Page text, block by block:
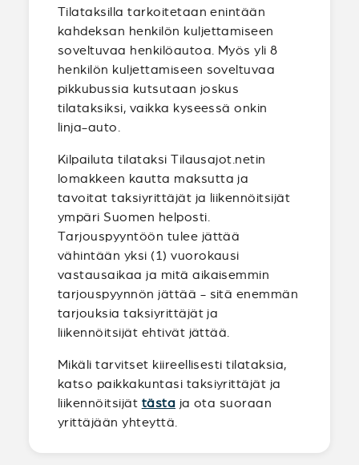
Tilataksilla tarkoitetaan enintään
kahdeksan henkilön kuljettamiseen
soveltuvaa henkilöautoa. Myös yli 8
henkilön kuljettamiseen soveltuvaa
pikkubussia kutsutaan joskus
tilataksiksi, vaikka kyseessä onkin
linja-auto.
Kilpailuta tilataksi Tilausajot.netin
lomakkeen kautta maksutta ja
tavoitat taksiyrittäjät ja liikennöitsijät
ympäri Suomen helposti.
Tarjouspyyntöön tulee jättää
vähintään yksi (1) vuorokausi
vastausaikaa ja mitä aikaisemmin
tarjouspyynnön jättää - sitä enemmän
tarjouksia taksiyrittäjät ja
liikennöitsijät ehtivät jättää.
Mikäli tarvitset kiireellisesti tilataksia,
katso paikkakuntasi taksiyrittäjät ja
liikennöitsijät tästa ja ota suoraan
yrittäjään yhteyttä.